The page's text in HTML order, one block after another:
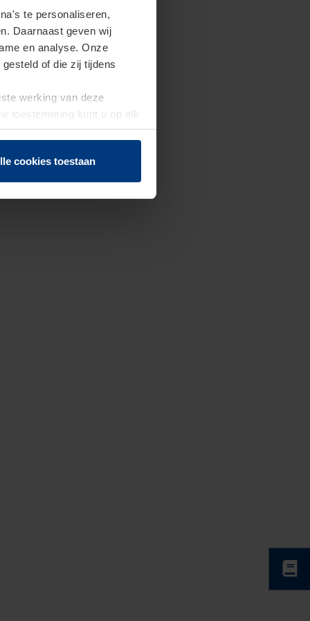
te personaliseren,
Daarnaast geven wij
en analyse. Onze
of die zij tijdens
werking van deze
toestemming kunt u op elk
herroepen.
cookies toestaan